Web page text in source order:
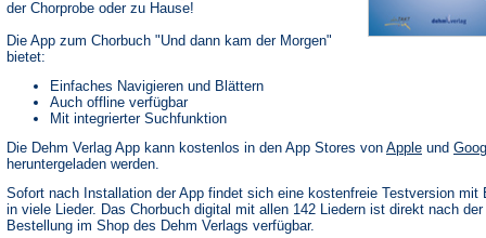
der Chorprobe oder zu Hause!
Die App zum Chorbuch "Und dann kam der Morgen"
bietet:
Einfaches Navigieren und Blättern
Auch offline verfügbar
Mit integrierter Suchfunktion
Die Dehm Verlag App kann kostenlos in den App Stores von Apple(Öffnet
neuen
Tab)
und
heruntergeladen werden.
Sofort nach Installation der App findet sich eine kostenfreie Testversion mit
in viele Lieder. Das Chorbuch digital mit allen 142 Liedern ist direkt nach der
Bestellung im Shop des Dehm Verlags verfügbar.